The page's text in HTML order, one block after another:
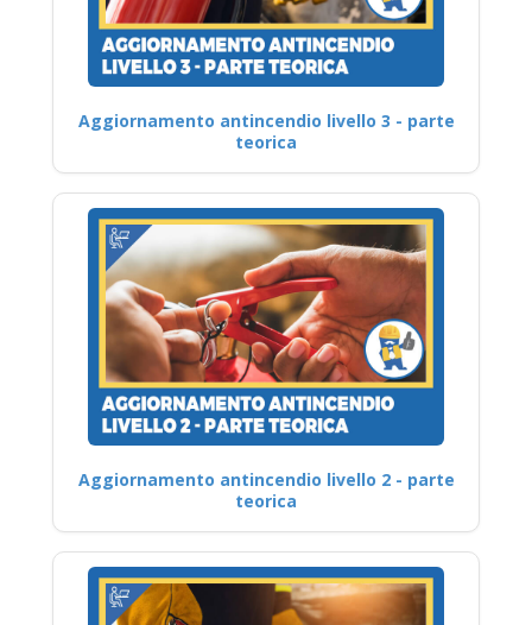
Aggiornamento antincendio livello 3 - parte
teorica
Aggiornamento antincendio livello 2 - parte
teorica